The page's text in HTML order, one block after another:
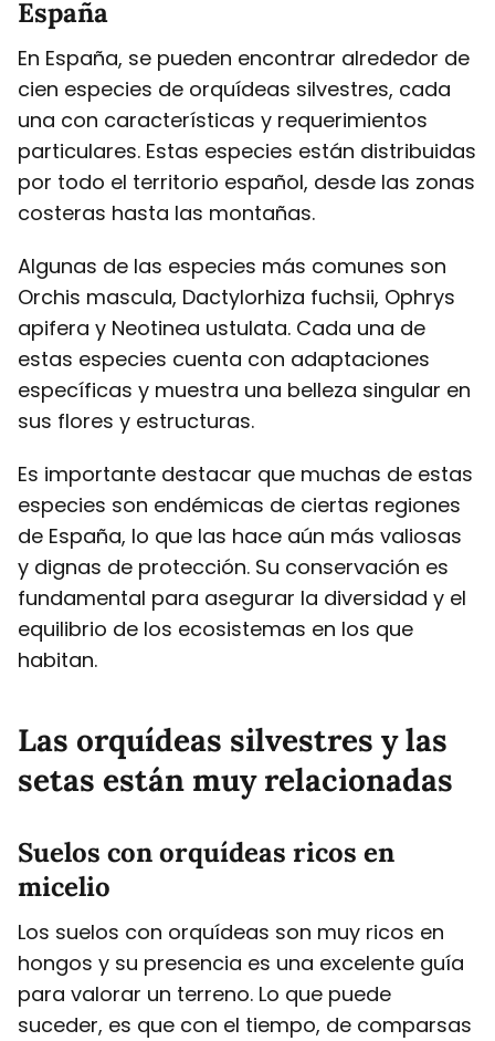
España
En España, se pueden encontrar alrededor de
cien especies de orquídeas silvestres, cada
una con características y requerimientos
particulares. Estas especies están distribuidas
por todo el territorio español, desde las zonas
costeras hasta las montañas.
Algunas de las especies más comunes son
Orchis mascula, Dactylorhiza fuchsii, Ophrys
apifera y Neotinea ustulata. Cada una de
estas especies cuenta con adaptaciones
específicas y muestra una belleza singular en
sus flores y estructuras.
Es importante destacar que muchas de estas
especies son endémicas de ciertas regiones
de España, lo que las hace aún más valiosas
y dignas de protección. Su conservación es
fundamental para asegurar la diversidad y el
equilibrio de los ecosistemas en los que
habitan.
Las orquídeas silvestres y las
setas están muy relacionadas
Suelos con orquídeas ricos en
micelio
Los suelos con orquídeas son muy ricos en
hongos y su presencia es una excelente guía
para valorar un terreno. Lo que puede
suceder, es que con el tiempo, de comparsas